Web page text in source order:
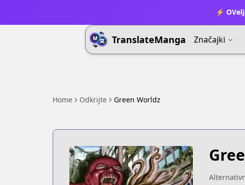
⚡
TranslateManga Značajki
Home Odkrijte Green Worldz